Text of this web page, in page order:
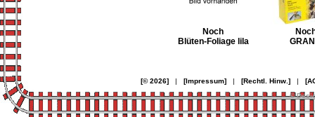
Noch
Blüten-Foliage lila
[© 2026]| [Impressum]| [Rechtl. Hinw.]|
©